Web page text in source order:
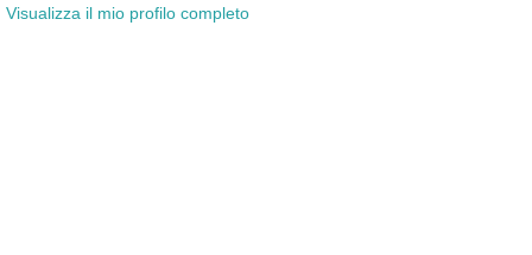
Visualizza il mio profilo completo